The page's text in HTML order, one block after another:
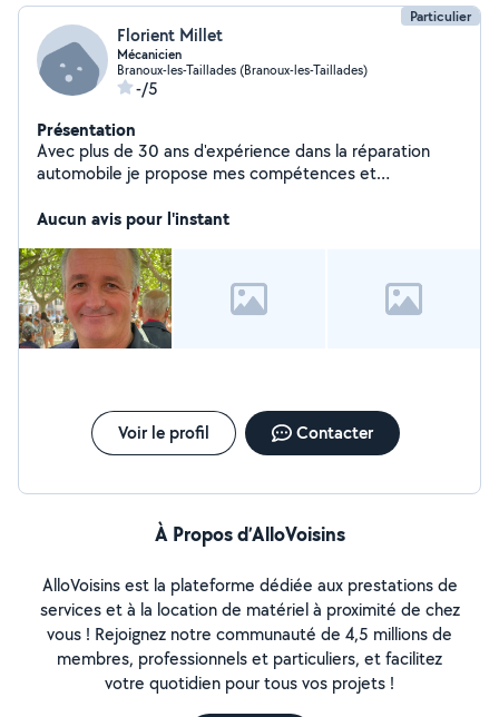
Particulier
Florient Millet
Mécanicien
Branoux-les-Taillades (Branoux-les-Taillades)
-/5
Présentation
Avec plus de 30 ans d'expérience dans la réparation
automobile je propose mes compétences et
également une mini pelle si quelqu'un a besoin de mes
Aucun avis pour l'instant
Voir le profil Contacter
À Propos d’AlloVoisins
AlloVoisins est la plateforme dédiée aux prestations de
services et à la location de matériel à proximité de chez
vous ! Rejoignez notre communauté de 4,5 millions de
membres, professionnels et particuliers, et facilitez
votre quotidien pour tous vos projets !